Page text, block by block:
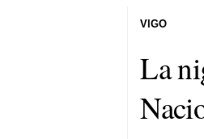
La
VIGO